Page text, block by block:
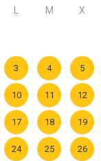
M X
3 4 5
10 11 12
17 18 19
24 25 26